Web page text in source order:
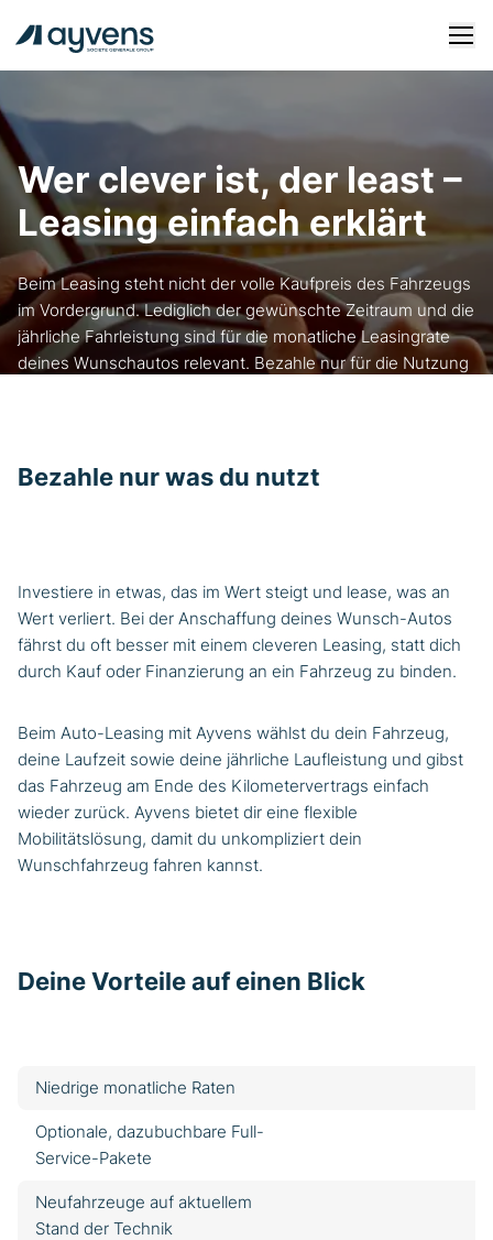
Fahrzeugangebote
Leasing
Kauf
Login
FAQ
Services
Wer clever ist, der least –
Leasing einfach erklärt
Beim Leasing steht nicht der volle Kaufpreis des Fahrzeugs
im Vordergrund. Lediglich der gewünschte Zeitraum und die
jährliche Fahrleistung sind für die monatliche Leasingrate
deines Wunschautos relevant. Bezahle nur für die Nutzung
Bezahle nur was du nutzt
Investiere in etwas, das im Wert steigt und lease, was an
Wert verliert. Bei der Anschaffung deines Wunsch-Autos
fährst du oft besser mit einem cleveren Leasing, statt dich
durch Kauf oder Finanzierung an ein Fahrzeug zu binden.
Beim Auto-Leasing mit Ayvens wählst du dein Fahrzeug,
deine Laufzeit sowie deine jährliche Laufleistung und gibst
das Fahrzeug am Ende des Kilometervertrags einfach
wieder zurück. Ayvens bietet dir eine flexible
Mobilitätslösung, damit du unkompliziert dein
Wunschfahrzeug fahren kannst.
Deine Vorteile auf einen Blick
Niedrige monatliche Raten
Optionale, dazubuchbare Full-
Service-Pakete
Neufahrzeuge auf aktuellem
Stand der Technik